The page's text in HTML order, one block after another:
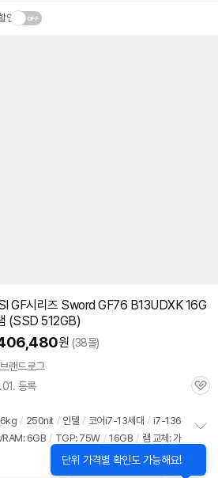
인
GF시리즈 Sword GF76 B13UDXK 16G
(SSD 512GB)
원 (38몰)
브랜드로그
등록
관
/ 250nit / 인텔 / 코어i7-13세대 / i7-136
6GB / TGP: 75W / 16GB / 램 교체: 가
정
펼